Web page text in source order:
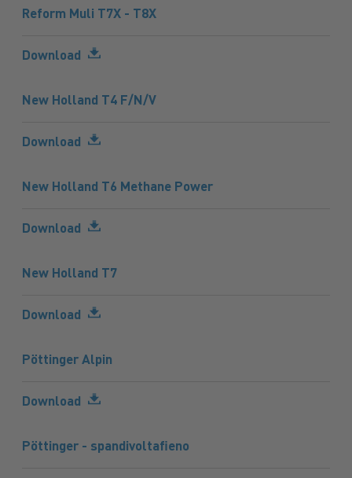
Reform Muli T7X - T8X
Download
New Holland T4 F/N/V
Download
New Holland T6 Methane Power
Download
New Holland T7
Download
Pöttinger Alpin
Download
Pöttinger - spandivoltafieno